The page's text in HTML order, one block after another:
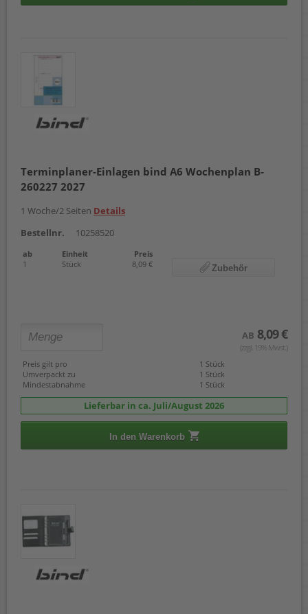
Terminplaner-Einlagen bind A6 Wochenplan B-
260227 2027
1 Woche/2 Seiten Details
Bestellnr.
10258520
ab Einheit
Preis
1
Stück 8,09 € Zubehör
AB 8,09 €
(zzgl. 19% Mwst.)
Preis gilt pro
1 Stück
Umverpackt zu
1 Stück
Mindestabnahme
1 Stück
Lieferbar in ca. Juli/August 2026
In den Warenkorb